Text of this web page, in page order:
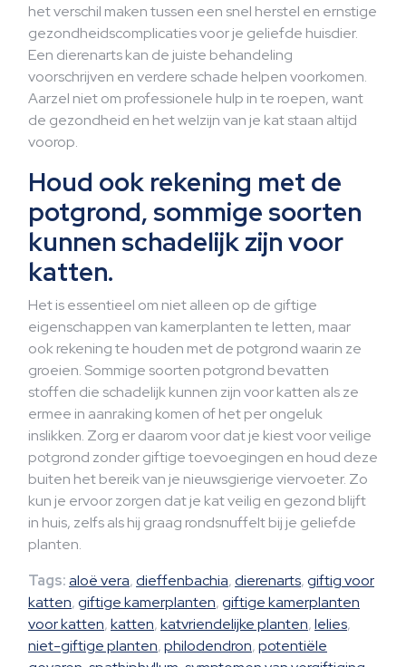
het verschil maken tussen een snel herstel en ernstige
gezondheidscomplicaties voor je geliefde huisdier.
Een dierenarts kan de juiste behandeling
voorschrijven en verdere schade helpen voorkomen.
Aarzel niet om professionele hulp in te roepen, want
de gezondheid en het welzijn van je kat staan altijd
voorop.
Houd ook rekening met de
potgrond, sommige soorten
kunnen schadelijk zijn voor
katten.
Het is essentieel om niet alleen op de giftige
eigenschappen van kamerplanten te letten, maar
ook rekening te houden met de potgrond waarin ze
groeien. Sommige soorten potgrond bevatten
stoffen die schadelijk kunnen zijn voor katten als ze
ermee in aanraking komen of het per ongeluk
inslikken. Zorg er daarom voor dat je kiest voor veilige
potgrond zonder giftige toevoegingen en houd deze
buiten het bereik van je nieuwsgierige viervoeter. Zo
kun je ervoor zorgen dat je kat veilig en gezond blijft
in huis, zelfs als hij graag rondsnuffelt bij je geliefde
planten.
Tags:aloë vera,dieffenbachia,dierenarts,giftig voor
katten,giftige kamerplanten,giftige kamerplanten
voor katten,katten,katvriendelijke planten,lelies,
niet-giftige planten,philodendron,potentiële